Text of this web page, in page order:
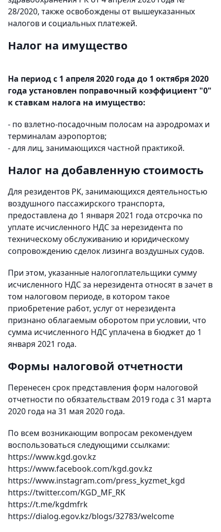
28/2020, также освобождены от вышеуказанных
налогов и социальных платежей.
Налог на имущество
На период с 1 апреля 2020 года до 1 октября 2020
года установлен поправочный коэффициент "0"
к ставкам налога на имущество:
- по взлетно-посадочным полосам на аэродромах и
терминалам аэропортов;
- для лиц, занимающихся частной практикой.
Налог на добавленную стоимость
Для резидентов РК, занимающихся деятельностью
воздушного пассажирского транспорта,
предоставлена до 1 января 2021 года отсрочка по
уплате исчисленного НДС за нерезидента по
техническому обслуживанию и юридическому
сопровождению сделок лизинга воздушных судов.
При этом, указанные налогоплательщики сумму
исчисленного НДС за нерезидента относят в зачет в
том налоговом периоде, в котором такое
приобретение работ, услуг от нерезидента
признано облагаемым оборотом при условии, что
сумма исчисленного НДС уплачена в бюджет до 1
января 2021 года.
Формы налоговой отчетности
Перенесен срок представления форм налоговой
отчетности по обязательствам 2019 года с 31 марта
2020 года на 31 мая 2020 года.
По всем возникающим вопросам рекомендуем
воспользоваться следующими ссылками:
https://www.kgd.gov.kz
https://www.facebook.com/kgd.gov.kz
https://www.instagram.com/press_kyzmet_kgd
https://twitter.com/KGD_MF_RK
https://t.me/kgdmfrk
https://dialog.egov.kz/blogs/32783/welcome